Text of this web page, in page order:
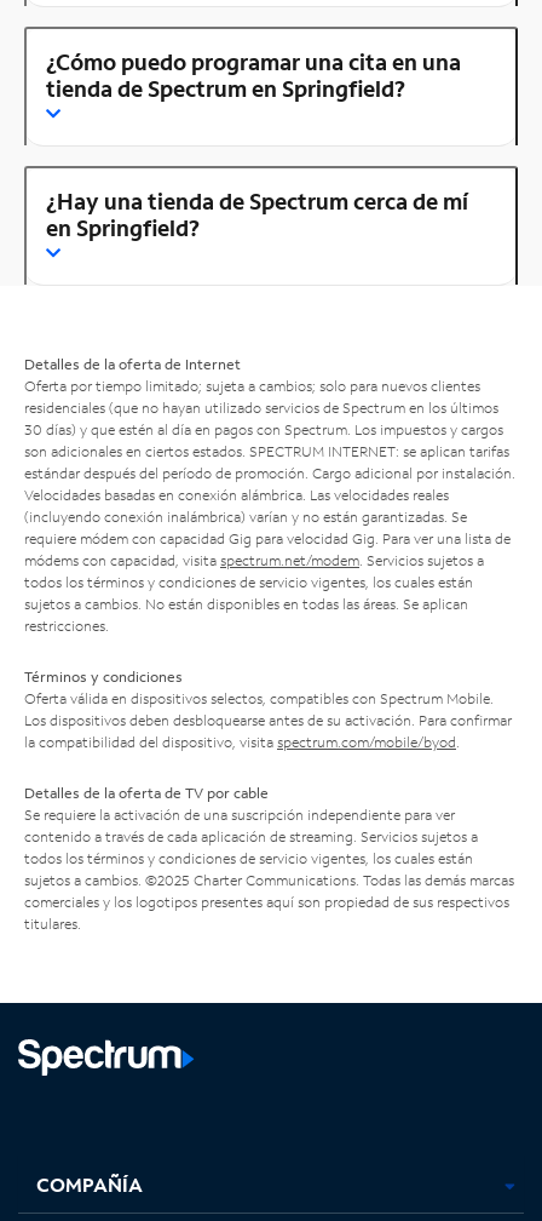
¿Cómo puedo programar una cita en una
tienda de Spectrum en Springfield?
¿Hay una tienda de Spectrum cerca de mí
en Springfield?
Detalles de la oferta de Internet
Oferta por tiempo limitado; sujeta a cambios; solo para nuevos clientes
residenciales (que no hayan utilizado servicios de Spectrum en los últimos
30 días) y que estén al día en pagos con Spectrum. Los impuestos y cargos
son adicionales en ciertos estados. SPECTRUM INTERNET: se aplican tarifas
estándar después del período de promoción. Cargo adicional por instalación.
Velocidades basadas en conexión alámbrica. Las velocidades reales
(incluyendo conexión inalámbrica) varían y no están garantizadas. Se
requiere módem con capacidad Gig para velocidad Gig. Para ver una lista de
módems con capacidad, visita spectrum.net/modem . Servicios sujetos a
todos los términos y condiciones de servicio vigentes, los cuales están
sujetos a cambios. No están disponibles en todas las áreas. Se aplican
restricciones.
Términos y condiciones
Oferta válida en dispositivos selectos, compatibles con Spectrum Mobile.
Los dispositivos deben desbloquearse antes de su activación. Para confirmar
la compatibilidad del dispositivo, visita spectrum.com/mobile/byod
Detalles de la oferta de TV por cable
Se requiere la activación de una suscripción independiente para ver
contenido a través de cada aplicación de streaming. Servicios sujetos a
todos los términos y condiciones de servicio vigentes, los cuales están
sujetos a cambios. ©2025 Charter Communications. Todas las demás marcas
comerciales y los logotipos presentes aquí son propiedad de sus respectivos
titulares.
abre
en
abre
en
abre
en
en
COMPAÑÍA